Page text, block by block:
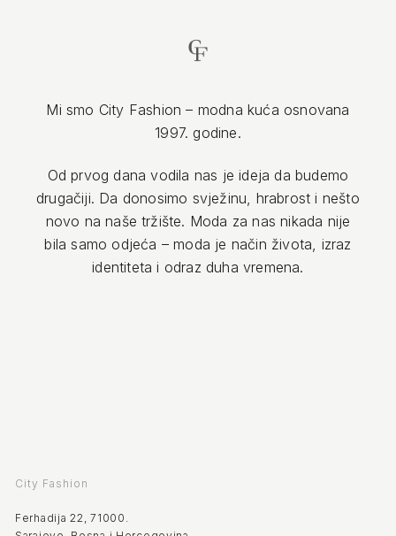
Mi smo City Fashion – modna kuća osnovana
1997. godine.
Od prvog dana vodila nas je ideja da budemo
drugačiji. Da donosimo svježinu, hrabrost i nešto
novo na naše tržište. Moda za nas nikada nije
bila samo odjeća – moda je način života, izraz
identiteta i odraz duha vremena.
City Fashion
Ferhadija 22, 71000.